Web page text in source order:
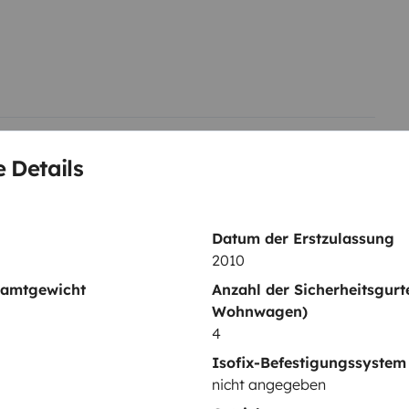
Details
Datum der Erstzulassung
2010
Anzahl der
Wohnwagen)
4
Isofix-Befestigungssystem
nicht angegeben